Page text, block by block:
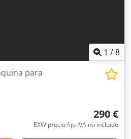
1 /8
para
290 €
EXW precio fijo IVA no incluído